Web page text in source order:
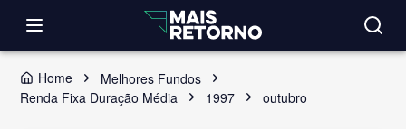
Home
Melhores Fundos
Renda Fixa Duração Média
1997 outubro